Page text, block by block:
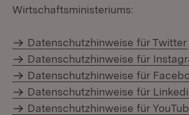
Wirtschaftsministeriums:
Datenschutzhinweise für Twitter
Datenschutzhinweise für
Datenschutzhinweise für
Datenschutzhinweise für
Datenschutzhinweise für